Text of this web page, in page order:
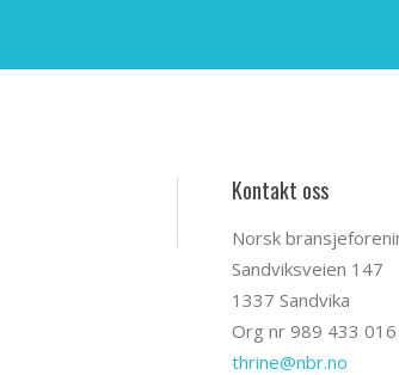
Kontakt oss
Norsk
Sandviksveien 147
1337 Sandvika
Org nr 989 433 016
thrine@nbr.no